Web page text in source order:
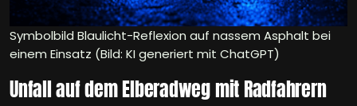
Symbolbild Blaulicht-Reflexion auf nassem Asphalt bei
einem Einsatz (Bild: KI generiert mit ChatGPT)
Unfall auf dem Elberadweg mit Radfahrern